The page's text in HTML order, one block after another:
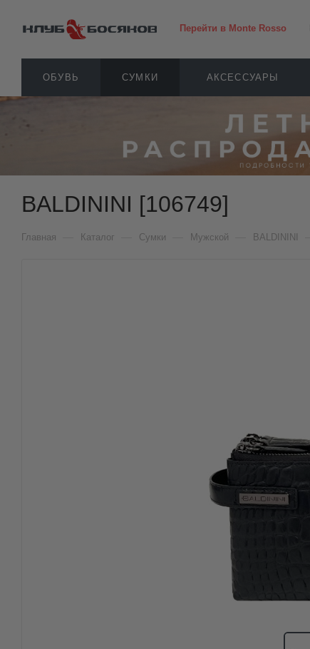
Перейти в Monte Rosso
ОБУВЬ СУМКИ АКСЕССУАРЫ
BALDININI [106749]
Главная Каталог Сумки Мужской BALDININI